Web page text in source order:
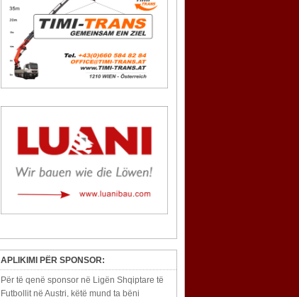
APLIKIMI PËR SPONSOR:
Për të qenë sponsor në Ligën Shqiptare të
Futbollit në Austri, këtë mund ta bëni